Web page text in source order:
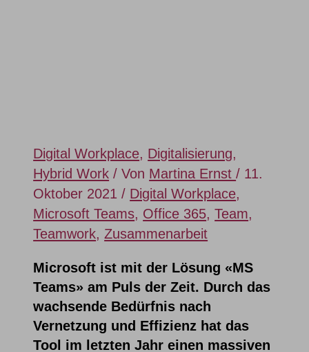
Digital Workplace, Digitalisierung,
Hybrid Work / Von Martina Ernst/ 11.
Oktober 2021/ Digital Workplace,
Microsoft Teams, Office 365,Team,
Teamwork,Zusammenarbeit
Microsoft ist mit der Lösung «MS
Teams» am Puls der Zeit. Durch das
wachsende Bedürfnis nach
Vernetzung und Effizienz hat das
Tool im letzten Jahr einen massiven